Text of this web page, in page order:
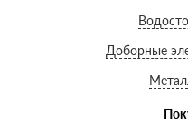
Доборные